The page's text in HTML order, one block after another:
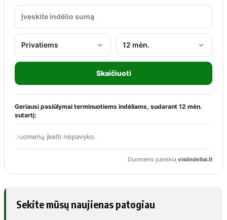
Sekite mūsų naujienas patogiau